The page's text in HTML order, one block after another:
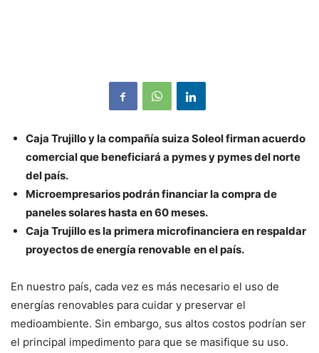
Caja Trujillo y la compañía suiza Soleol firman acuerdo
comercial que beneficiará a pymes y pymes del norte
del país.
Microempresarios podrán financiar la compra de
paneles solares hasta en 60 meses.
Caja Trujillo es la primera microfinanciera en respaldar
proyectos de energía renovable en el país.
En nuestro país, cada vez es más necesario el uso de
energías renovables para cuidar y preservar el
medioambiente. Sin embargo, sus altos costos podrían ser
el principal impedimento para que se masifique su uso.